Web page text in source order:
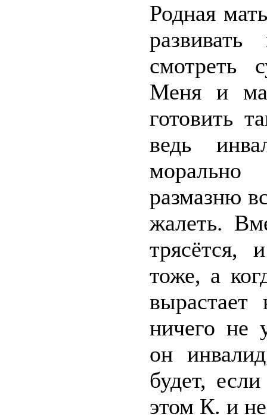
Родная
смотреть
Меня и
готовить
ведь
размазню
жалеть.
трясётся,
тоже, а
вырастает
ничего не
он
будет,
этом К. и